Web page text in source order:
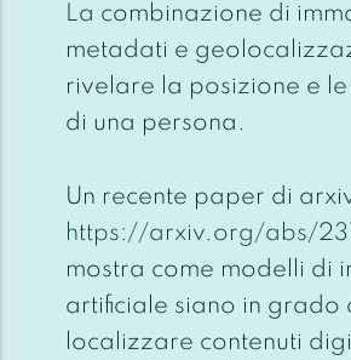
La combinazione di
metadati e
rivelare la posizione e
di una persona.
Un recente paper di
https://arxiv.org/abs/
mostra come modelli di
artificiale siano in grado
localizzare contenuti